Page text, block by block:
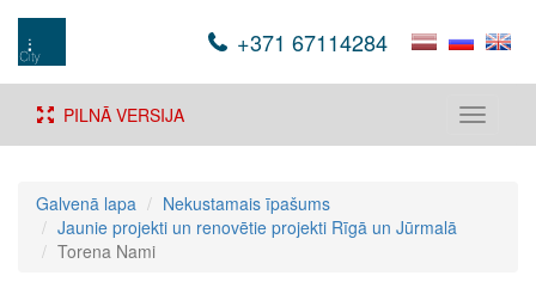
+371 67114284
Toggle
PILNĀ VERSIJA
Galvenā lapa
Nekustamais īpašums
Jaunie projekti un renovētie projekti Rīgā un Jūrmalā
Torena Nami